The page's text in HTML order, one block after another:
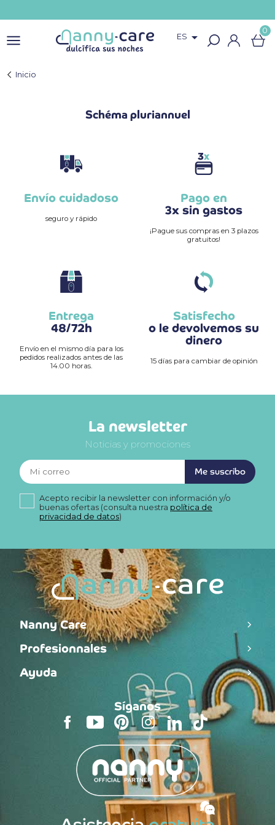
ES  0
Inicio
Schéma pluriannuel
Envío cuidadoso
seguro y rápido
Pago en
3x sin gastos
¡Pague sus compras en 3 plazos
gratuitos!
Entrega
48/72h
Envío en el mismo día para los
pedidos realizados antes de las
14.00 horas.
Satisfecho
o le devolvemos su
dinero
15 días para cambiar de opinión
La newsletter
Noticias y promociones
Me suscribo
Acepto recibir la newsletter con información y/o
buenas ofertas (consulta nuestra política de
privacidad de datos)
Nanny Care
Profesionnales
Ayuda
Síganos